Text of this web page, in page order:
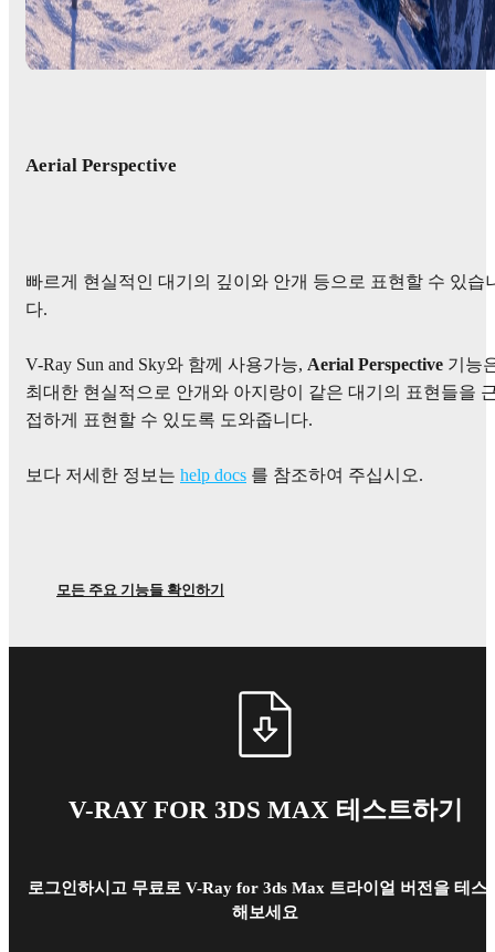
Aerial Perspective
빠르게 현실적인 대기의 깊이와 안개 등으로 표현할 수 있습
다.
V-Ray Sun and Sky와 함께 사용가능, Aerial Perspective 기능
최대한 현실적으로 안개와 아지랑이 같은 대기의 표현들을
접하게 표현할 수 있도록 도와줍니다.
보다 저세한 정보는 help docs 를 참조하여 주십시오.
모든 주요 기능들 확인하기
V-RAY FOR 3DS MAX 테스트하기
로그인하시고 무료로 V-Ray for 3ds Max 트라이얼 버전을 테스
해보세요